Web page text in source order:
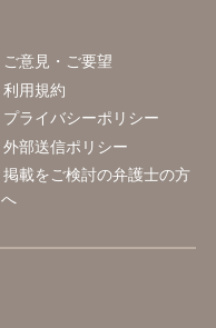
ご意見・ご要望
利用規約
プライバシーポリシー
外部送信ポリシー
掲載をご検討の弁護士の方
へ